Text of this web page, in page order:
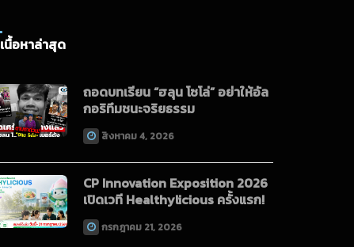
เนื้อหาล่าสุด
ถอดบทเรียน “ฮลุน โซโล่” อย่าให้อัล
กอริทึมชนะจริยธรรม
สิงหาคม 4, 2026
CP Innovation Exposition 2026
เปิดเวที Healthylicious ครั้งแรก!
กรกฎาคม 21, 2026